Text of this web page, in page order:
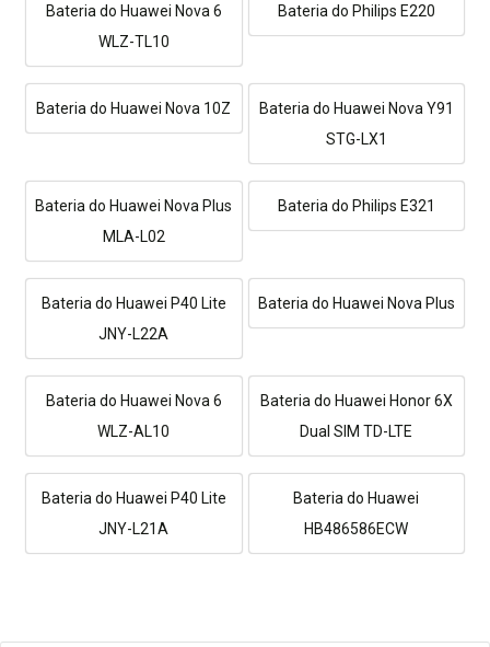
Bateria do Huawei Nova 6
WLZ-TL10
Bateria do Philips E220
Bateria do Huawei Nova 10Z
Bateria do Huawei Nova Y91
STG-LX1
Bateria do Huawei Nova Plus
MLA-L02
Bateria do Philips E321
Bateria do Huawei P40 Lite
JNY-L22A
Bateria do Huawei Nova Plus
Bateria do Huawei Nova 6
WLZ-AL10
Bateria do Huawei Honor 6X
Dual SIM TD-LTE
Bateria do Huawei P40 Lite
JNY-L21A
Bateria do Huawei
HB486586ECW